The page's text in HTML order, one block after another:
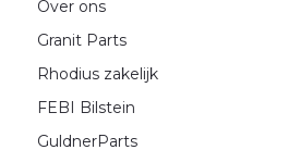
Over ons
Granit Parts
Rhodius zakelijk
FEBI Bilstein
GuldnerParts